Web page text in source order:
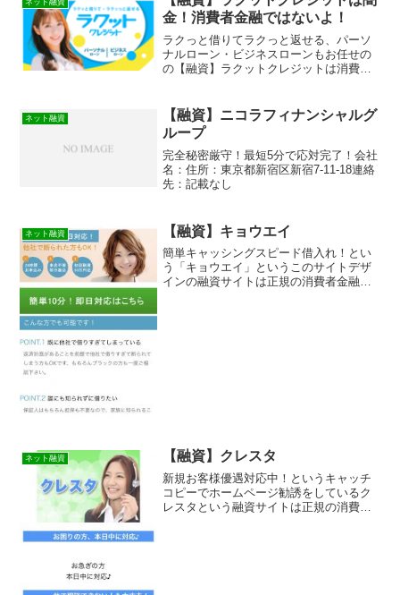
ネット融資
金！消費者金融ではないよ！
ラクっと借りてラクっと返せる、パーソ
ナルローン・ビジネスローンもお任せの
の【融資】ラクットクレジットは消費者
貸してもらえる消費者金融などの貸金業
者を探していてこのサイ...
ネット融資
【融資】ニコラフィナンシャルグ
ループ
完全秘密厳守！最短5分で応対完了！会社
名：住所：東京都新宿区新宿7-11-18連絡
先：記載なし
ネット融資 【融資】キョウエイ
簡単キャッシングスピード借入れ！とい
う「キョウエイ」というこのサイトデザ
インの融資サイトは正規の消費者金融で
ネット融資 【融資】クレスタ
新規お客様優遇対応中！というキャッチ
コピーでホームページ勧誘をしているク
レスタという融資サイトは正規の消費者